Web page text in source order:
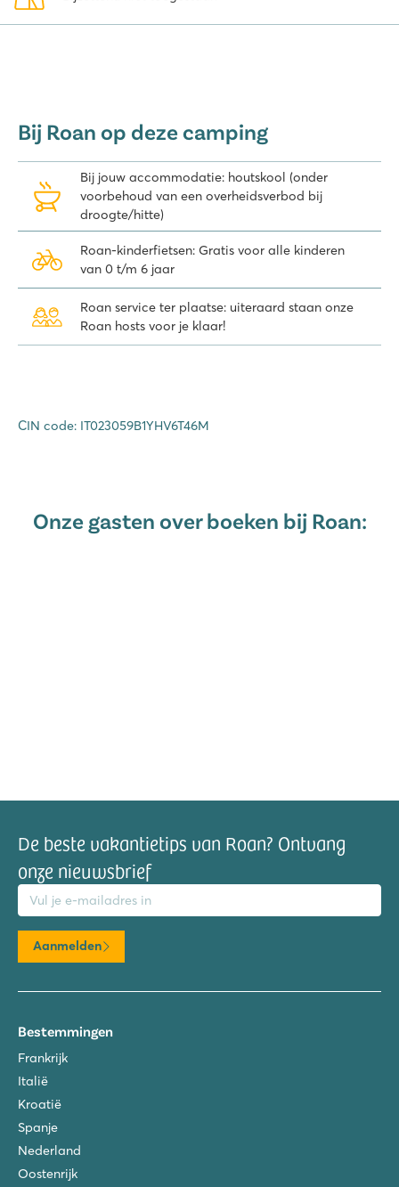
Bij Roan op deze camping
Bij jouw accommodatie: houtskool (onder
voorbehoud van een overheidsverbod bij
droogte/hitte)
Roan-kinderfietsen: Gratis voor alle kinderen
van 0 t/m 6 jaar
Roan service ter plaatse: uiteraard staan onze
Roan hosts voor je klaar!
CIN code: IT023059B1YHV6T46M
Onze gasten over boeken bij Roan:
De beste vakantietips van Roan? Ontvang
onze nieuwsbrief
Aanmelden
Bestemmingen
Frankrijk
Italië
Kroatië
Spanje
Nederland
Oostenrijk